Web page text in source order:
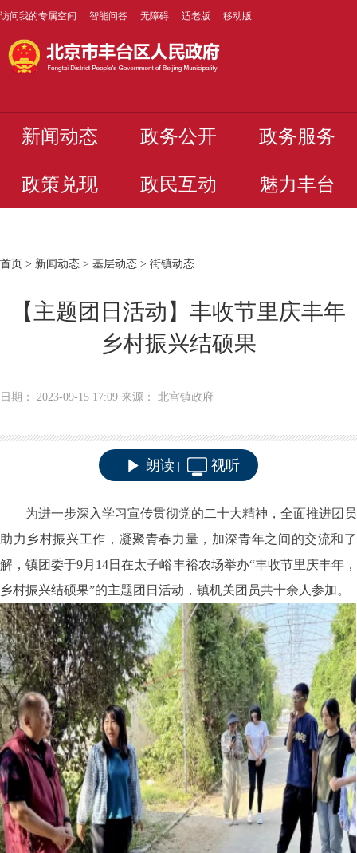
访问我的专属空间 智能问答 无障碍 适老版 移动版
新闻动态 政务公开 政务服务
政策兑现 政民互动 魅力丰台
首页 > 新闻动态 > 基层动态 > 街镇动态
【主题团日活动】丰收节里庆丰年
乡村振兴结硕果
日期： 2023-09-15 17:09 来源： 北宫镇政府
朗读 视听
为进一步深入学习宣传贯彻党的二十大精神，全面推进团员
助力乡村振兴工作，凝聚青春力量，加深青年之间的交流和了
解，镇团委于9月14日在太子峪丰裕农场举办“丰收节里庆丰年，
乡村振兴结硕果”的主题团日活动，镇机关团员共十余人参加。